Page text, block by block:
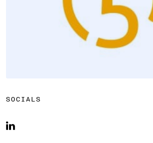
IMPRESSUM
SOCIALS